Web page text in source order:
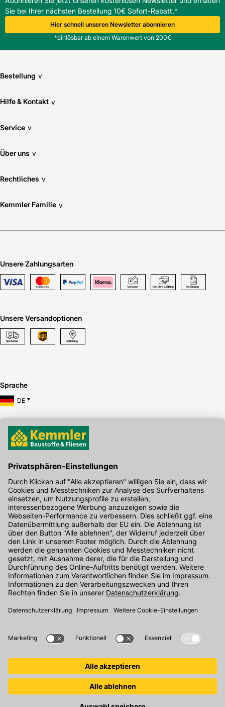
Sie bei Ihrer nächsten Bestellung 10€ Sofort-Rabatt.*
Hier schnell unseren Newsletter abonnieren
*einlösbar ab einem Warenwert von 200€
Bestellung v
Hilfe & Kontakt v
Service v
Über uns v
Rechtliches v
Kemmler Familie v
Unsere Zahlungsarten
Unsere Versandoptionen
Sprache
DE
Hier gibt's die kostenlose App
Kontakt
Unser Onlineshop Team ist montags bis freitags von 08:00 - 17:00
Uhr unter der Telefonnummer07071 / 151-151 für Sie erreichbar.
Alternativ können Sie unser Kontaktformular nutzen.
Den Kontakt direkt in unsere Niederlassungen finden Sie hier.
Oder über unseren Chat .